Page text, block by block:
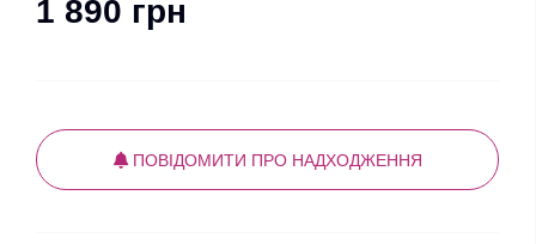
1 890 грн
ПОВІДОМИТИ ПРО НАДХОДЖЕННЯ